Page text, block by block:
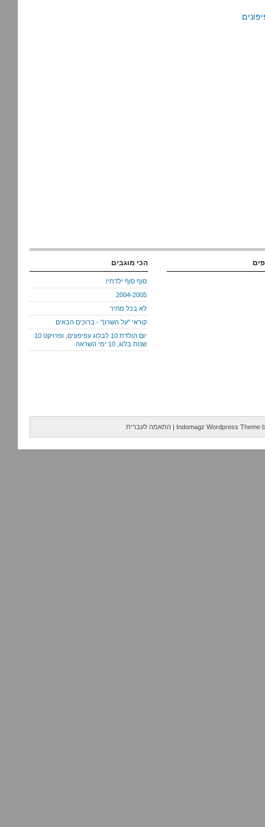
הכי מוגבים
סוף סוף ילדתי!
2004-2005
לא בכל מחיר
קוראי "על השרון" - ברוכים הבאים
יום הולדת 10 לבלוג עפיפונים, ופרויקט 10
שנות בלוג, 10 ימי השראה
Indomagz Wordpress Theme
| התאמה לעברית